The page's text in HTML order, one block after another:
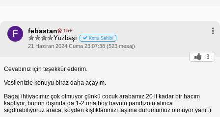
F febastan 15+
Yüzbaşı Konu Sahibi
21 Haziran 2024 Cuma 23:07:38 (523 mesaj)
3
Cevabınız için teşekkür ederim.
Vesilenizle konuyu biraz daha açayım.
Bagaj ihtiyacımız çok olmuyor çünkü cocuk arabamız 20 lt kadar bir hacım
kaplıyor, bunun dışında da 1-2 orta boy bavulu pandizotu alınca
sigdirabiliyoruz araca, köyden kışlıklarımızı taşıma durumumuz olmuyor yani :)